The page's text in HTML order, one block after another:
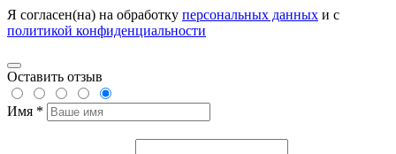
Я согласен(на) на обработку персональных данных и с
политикой конфиденциальности
Оставить отзыв
Имя *